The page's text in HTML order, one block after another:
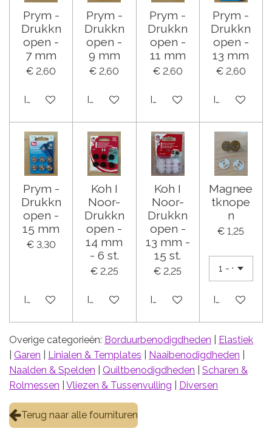
Prym -
Drukkn
open -
7 mm
€ 2,60
In winkelwagen
Prym -
Drukkn
open -
9 mm
€ 2,60
In winkelwagen
Prym -
Drukkn
open -
11 mm
€ 2,60
In winkelwagen
Prym -
Drukkn
open -
13 mm
€ 2,60
In
Prym -
Drukkn
open -
15 mm
€ 3,30
In winkelwagen
Koh I
Noor-
Drukkn
open -
14 mm
- 6 st.
€ 2,25
In winkelwagen
Koh I
Noor-
Drukkn
open -
13 mm -
15 st.
€ 2,25
In winkelwagen
Magnee
tknope
n
€ 1,25
In
Overige categorieën: Borduurbenodigdheden
Elastiek
Garen Linialen & Templates Naaibenodigdheden
Naalden & Spelden
Quiltbenodigdheden
Scharen &
Rolmessen
Vliezen & Tussenvulling Diversen
Terug naar alle fournituren